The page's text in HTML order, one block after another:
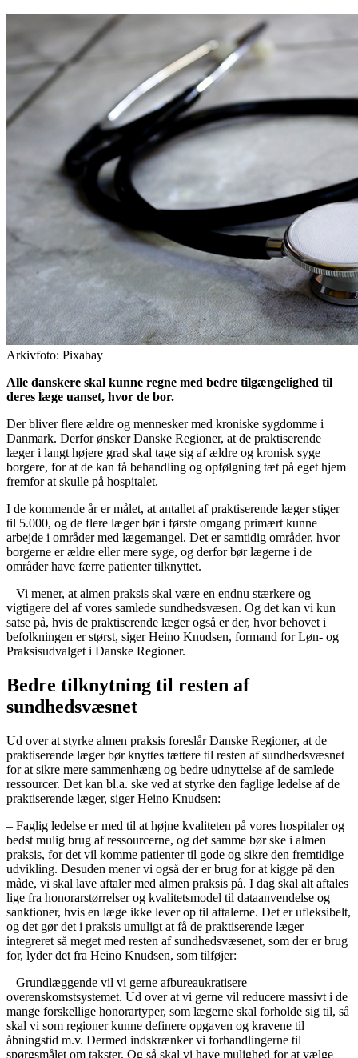
Arkivfoto: Pixabay
Alle danskere skal kunne regne med bedre tilgængelighed til
deres læge uanset, hvor de bor.
Der bliver flere ældre og mennesker med kroniske sygdomme i
Danmark. Derfor ønsker Danske Regioner, at de praktiserende
læger i langt højere grad skal tage sig af ældre og kronisk syge
borgere, for at de kan få behandling og opfølgning tæt på eget hjem
fremfor at skulle på hospitalet.
I de kommende år er målet, at antallet af praktiserende læger stiger
til 5.000, og de flere læger bør i første omgang primært kunne
arbejde i områder med lægemangel. Det er samtidig områder, hvor
borgerne er ældre eller mere syge, og derfor bør lægerne i de
områder have færre patienter tilknyttet.
– Vi mener, at almen praksis skal være en endnu stærkere og
vigtigere del af vores samlede sundhedsvæsen. Og det kan vi kun
satse på, hvis de praktiserende læger også er der, hvor behovet i
befolkningen er størst, siger Heino Knudsen, formand for Løn- og
Praksisudvalget i Danske Regioner.
Bedre tilknytning til resten af
sundhedsvæsnet
Ud over at styrke almen praksis foreslår Danske Regioner, at de
praktiserende læger bør knyttes tættere til resten af sundhedsvæsnet
for at sikre mere sammenhæng og bedre udnyttelse af de samlede
ressourcer. Det kan bl.a. ske ved at styrke den faglige ledelse af de
praktiserende læger, siger Heino Knudsen:
– Faglig ledelse er med til at højne kvaliteten på vores hospitaler og
bedst mulig brug af ressourcerne, og det samme bør ske i almen
praksis, for det vil komme patienter til gode og sikre den fremtidige
udvikling. Desuden mener vi også der er brug for at kigge på den
måde, vi skal lave aftaler med almen praksis på. I dag skal alt aftales
lige fra honorarstørrelser og kvalitetsmodel til dataanvendelse og
sanktioner, hvis en læge ikke lever op til aftalerne. Det er ufleksibelt,
og det gør det i praksis umuligt at få de praktiserende læger
integreret så meget med resten af sundhedsvæsenet, som der er brug
for, lyder det fra Heino Knudsen, som tilføjer:
– Grundlæggende vil vi gerne afbureaukratisere
overenskomstsystemet. Ud over at vi gerne vil reducere massivt i de
mange forskellige honorartyper, som lægerne skal forholde sig til, så
skal vi som regioner kunne definere opgaven og kravene til
åbningstid m.v. Dermed indskrænker vi forhandlingerne til
spørgsmålet om takster. Og så skal vi have mulighed for at vælge